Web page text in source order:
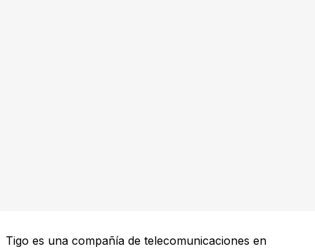
Tigo es una compañía de telecomunicaciones en